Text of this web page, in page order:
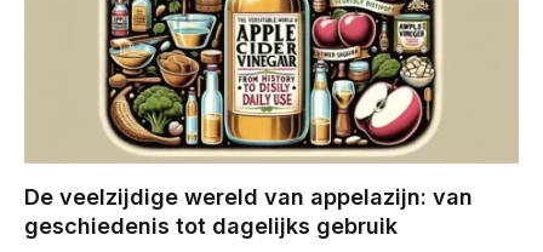
De veelzijdige wereld van appelazijn: van
geschiedenis tot dagelijks gebruik